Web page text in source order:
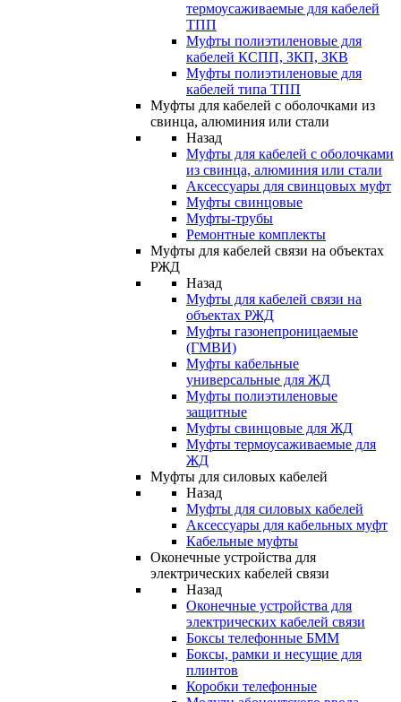
термоусаживаемые для кабелей
ТПП
Муфты полиэтиленовые для
кабелей КСПП, ЗКП, ЗКВ
Муфты полиэтиленовые для
кабелей типа ТПП
Муфты для кабелей с оболочками из
свинца, алюминия или стали
Назад
Муфты для кабелей с оболочками
из свинца, алюминия или стали
Аксессуары для свинцовых муфт
Муфты свинцовые
Муфты-трубы
Ремонтные комплекты
Муфты для кабелей связи на объектах
РЖД
Назад
Муфты для кабелей связи на
объектах РЖД
Муфты газонепроницаемые
(ГМВИ)
Муфты кабельные
универсальные для ЖД
Муфты полиэтиленовые
защитные
Муфты свинцовые для ЖД
Муфты термоусаживаемые для
ЖД
Муфты для силовых кабелей
Назад
Муфты для силовых кабелей
Аксессуары для кабельных муфт
Кабельные муфты
Оконечные устройства для
электрических кабелей связи
Назад
Оконечные устройства для
электрических кабелей связи
Боксы телефонные БММ
Боксы, рамки и несущие для
плинтов
Коробки телефонные